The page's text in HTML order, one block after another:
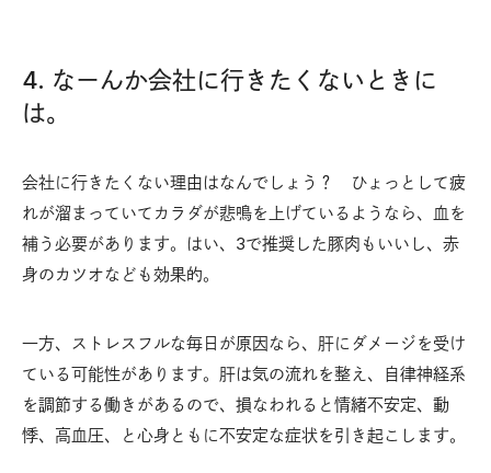
4. なーんか会社に行きたくないときに
は。
会社に行きたくない理由はなんでしょう？ ひょっとして疲
れが溜まっていてカラダが悲鳴を上げているようなら、血を
補う必要があります。はい、3で推奨した豚肉もいいし、赤
身のカツオなども効果的。
一方、ストレスフルな毎日が原因なら、肝にダメージを受け
ている可能性があります。肝は気の流れを整え、自律神経系
を調節する働きがあるので、損なわれると情緒不安定、動
悸、高血圧、と心身ともに不安定な症状を引き起こします。